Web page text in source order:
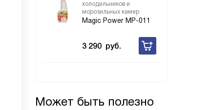
холодильников и
морозильных камер
Magic Power MP-011
3 290 руб.
Может быть полезно